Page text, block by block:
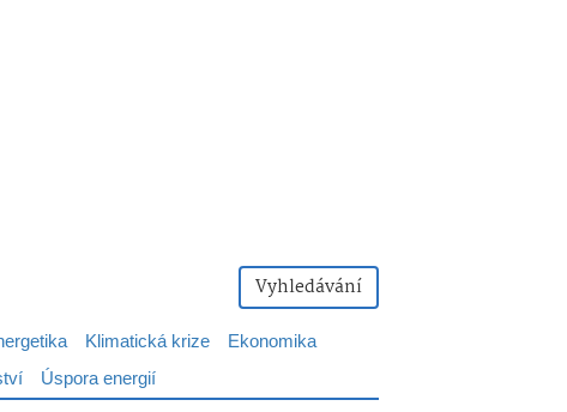
Vyhledávání
Klimatická krize
Ekonomika
Úspora energií